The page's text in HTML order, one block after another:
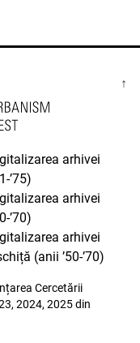
↑
arhivei
’75)
arhivei
’70)
arhivei
(anii ’50-’70)
Cercetării
2024, 2025 din